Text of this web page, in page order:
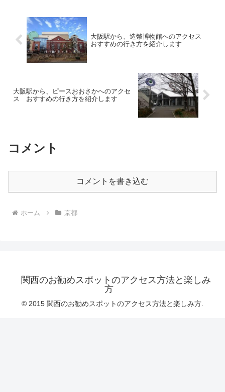
大阪駅から、造幣博物館へのアクセス
おすすめの行き方を紹介します
大阪駅から、ピースおおさかへのアクセ
ス おすすめの行き方を紹介します
コメント
コメントを書き込む
ホーム 京都
関西のお勧めスポットのアクセス方法と楽しみ
方
© 2015 関西のお勧めスポットのアクセス方法と楽しみ方.